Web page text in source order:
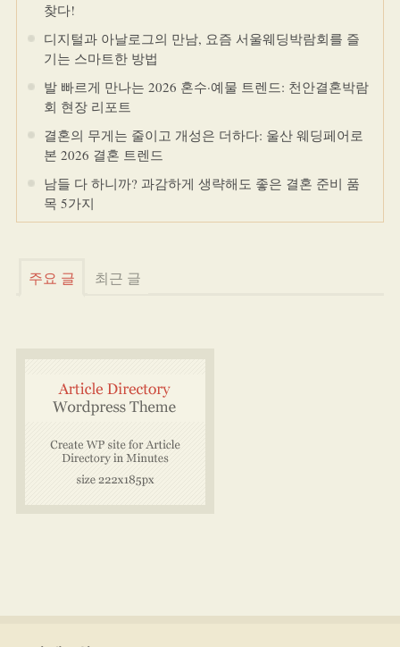
찾다!
디지털과 아날로그의 만남, 요즘 서울웨딩박람회를 즐
기는 스마트한 방법
발 빠르게 만나는 2026 혼수·예물 트렌드: 천안결혼박람
회 현장 리포트
결혼의 무게는 줄이고 개성은 더하다: 울산 웨딩페어로
본 2026 결혼 트렌드
남들 다 하니까? 과감하게 생략해도 좋은 결혼 준비 품
목 5가지
주요 글 최근 글